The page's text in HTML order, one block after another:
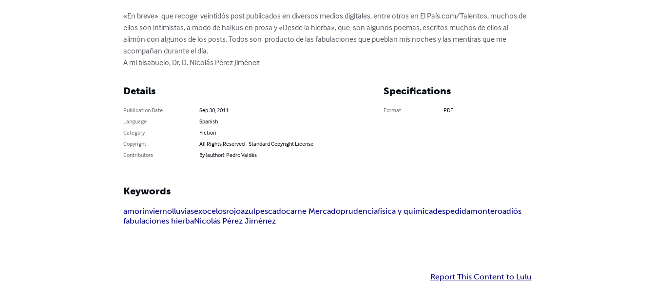
«En breve»  que recoge  veintidós post publicados en diversos medios digitales, entre otros en El País.com/Talentos, muchos de
ellos son intimistas, a modo de haikus en prosa y «Desde la hierba», que  son algunos poemas, escritos muchos de ellos al
alimón con algunos de los posts. Todos son  producto de las fabulaciones que pueblan mis noches y las mentiras que me
acompañan durante el día.
A mi bisabuelo, Dr. D. Nicolás Pérez Jiménez
Details
Publication Date
Sep 30, 2011
Language
Spanish
Category
Fiction
Copyright
All Rights Reserved - Standard Copyright License
Contributors
By (author): Pedro Valdés
Specifications
Format PDF
Keywords
amorinviernolluviasexocelosrojoazulpescadocarne Mercadoprudenciafísica y químicadespedidamonteroadiós
fabulaciones hierbaNicolás Pérez Jiménez
Report This Content to Lulu